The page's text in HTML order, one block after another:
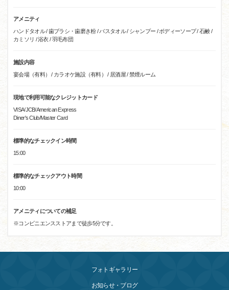
アメニティ
ハンドタオル / 歯ブラシ・歯磨き粉 / バスタオル / シャンプー / ボディーソープ / 石鹸 /
カミソリ / 浴衣 / 羽毛布団
施設内容
宴会場（有料） / カラオケ施設（有料） / 居酒屋 / 禁煙ルーム
現地で利用可能なクレジットカード
VISA/JCB/American Express
Diner's Club/Master Card
標準的なチェックイン時間
15:00
標準的なチェックアウト時間
10:00
アメニティについての補足
※コンビニエンスストアまで徒歩5分です。
フォトギャラリー
お知らせ・ブログ